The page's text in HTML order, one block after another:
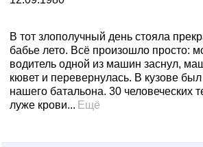
В тот злополучный день стояла
бабье лето. Всё произошло просто:
водитель одной из машин заснул,
кювет и перевернулась. В кузове был
нашего батальона. 30 человеческих
луже крови... Ещё